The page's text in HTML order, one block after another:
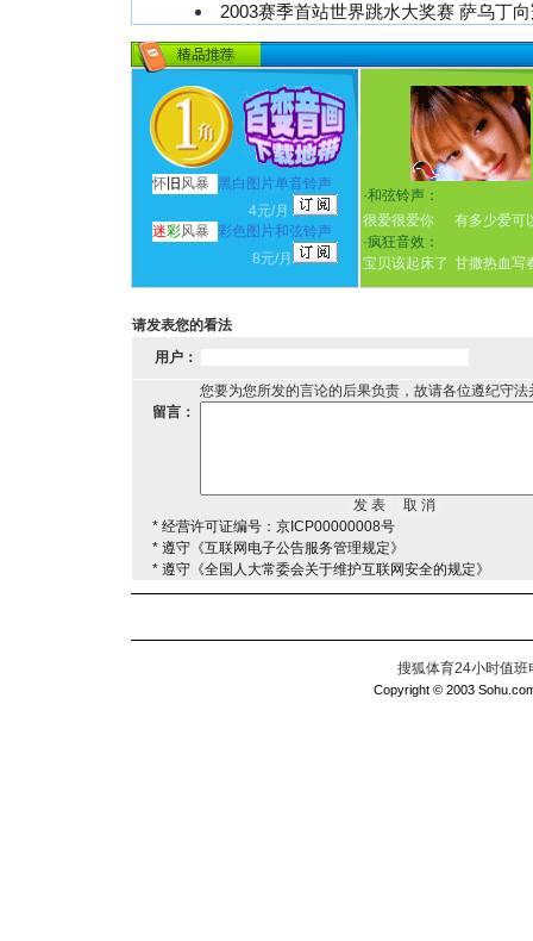
2003赛季首站世界跳水大奖赛 萨乌丁
怀 旧 风暴
黑白图片单音铃声
4元/月
迷彩风暴 彩色图片和弦铃声
8元/月
·和弦铃声：
很爱很爱你
有多少爱可
·疯狂音效：
宝贝该起床了 甘撒热血写
请发表您的看法
用户：
您要为您所发的言论的后果负责，故请各位遵纪守
留言：
* 经营许可证编号：京ICP00000008号
* 遵守《互联网电子公告服务管理规定》
* 遵守《全国人大常委会关于维护互联网安全的规定》
搜狐体育24小时值
Copyright © 2003